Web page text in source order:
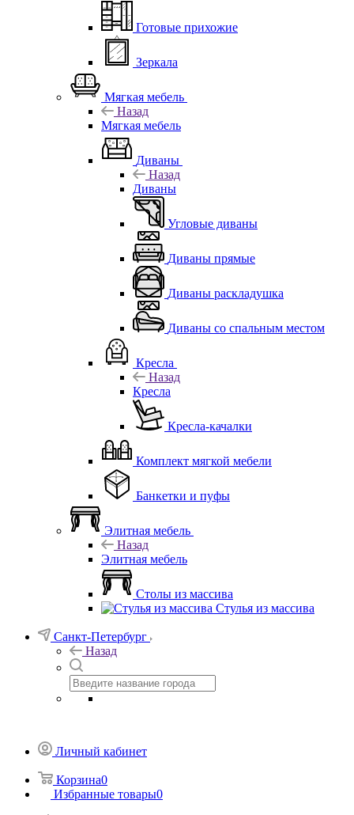
Готовые прихожие
Зеркала
Мягкая мебель
Назад
Мягкая мебель
Диваны
Назад
Диваны
Угловые диваны
Диваны прямые
Диваны раскладушка
Диваны со спальным местом
Кресла
Назад
Кресла
Кресла-качалки
Комплект мягкой мебели
Банкетки и пуфы
Элитная мебель
Назад
Элитная мебель
Столы из массива
Стулья из массива
Санкт-Петербург
Назад
Личный кабинет
Корзина0
Избранные товары0